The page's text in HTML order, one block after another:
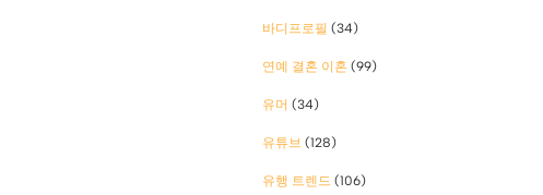
바디프로필 (34)
연예 결혼 이혼 (99)
유머 (34)
유튜브 (128)
유행 트렌드 (106)